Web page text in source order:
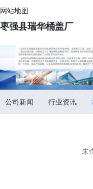
网站地图
枣强县瑞华桶盖厂
公司新闻 行业资讯
未